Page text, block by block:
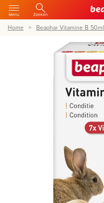
Menu Zoeken
Home Beaphar Vitamine B 50ml